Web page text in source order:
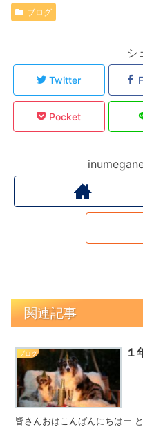
ブログ
シ
Twitter
Pocket
関連記事
ブログ １
皆さんおはこんばんにちはー